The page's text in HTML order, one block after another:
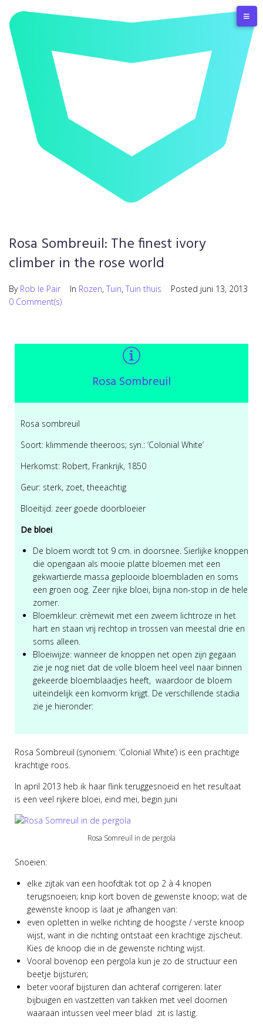
Rosa Sombreuil: The finest ivory
climber in the rose world
By Rob le Pair In Rozen, Tuin, Tuin thuis Posted juni 13, 2013
0 Comment(s)
Rosa Sombreuil
Rosa sombreuil
Soort: klimmende theeroos; syn.: ‘Colonial White’
Herkomst: Robert, Frankrijk, 1850
Geur: sterk, zoet, theeachtig
Bloeitijd: zeer goede doorbloeier
De bloei
De bloem wordt tot 9 cm. in doorsnee. Sierlijke knoppen
die opengaan als mooie platte bloemen met een
gekwartierde massa geplooide bloembladen en soms
een groen oog. Zeer rijke bloei, bijna non-stop in de hele
zomer.
Bloemkleur: crèmewit met een zweem lichtroze in het
hart en staan vrij rechtop in trossen van meestal drie en
soms alleen.
Bloeiwijze: wanneer de knoppen net open zijn gegaan
zie je nog niet dat de volle bloem heel veel naar binnen
gekeerde bloemblaadjes heeft, waardoor de bloem
uiteindelijk een komvorm krijgt. De verschillende stadia
zie je hieronder:
Rosa Sombreuil (synoniem: ‘Colonial White’) is een prachtige
krachtige roos.
In april 2013 heb ik haar flink teruggesnoeid en het resultaat
is een veel rijkere bloei, eind mei, begin juni
Rosa Somreuil in de pergola
Snoeien:
elke zijtak van een hoofdtak tot op 2 à 4 knopen
terugsnoeien; knip kort boven de gewenste knoop; wat de
gewenste knoop is laat je afhangen van:
even opletten in welke richting de hoogste / verste knoop
wijst, want in die richting ontstaat een krachtige zijscheut.
Kies de knoop die in de gewenste richting wijst.
Vooral bovenop een pergola kun je zo de structuur een
beetje bijsturen;
beter vooraf bijsturen dan achteraf corrigeren: later
bijbuigen en vastzetten van takken met veel doornen
waaraan intussen veel meer blad zit is lastig.